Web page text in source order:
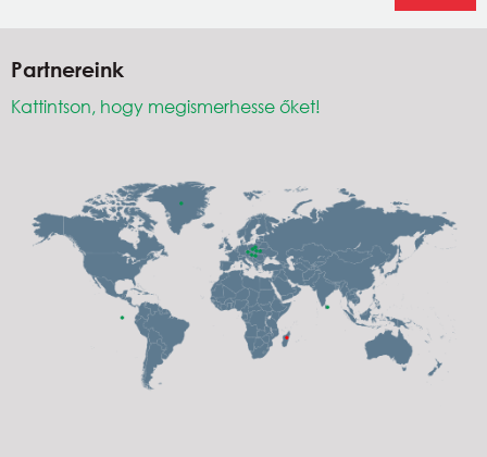
Partnereink
Kattintson, hogy megismerhesse őket!